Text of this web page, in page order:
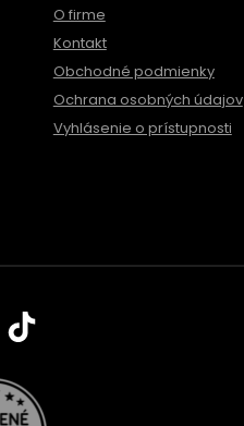
O firme
Kontakt
Obchodné podmienky
Ochrana osobných údajov
Vyhlásenie o prístupnosti